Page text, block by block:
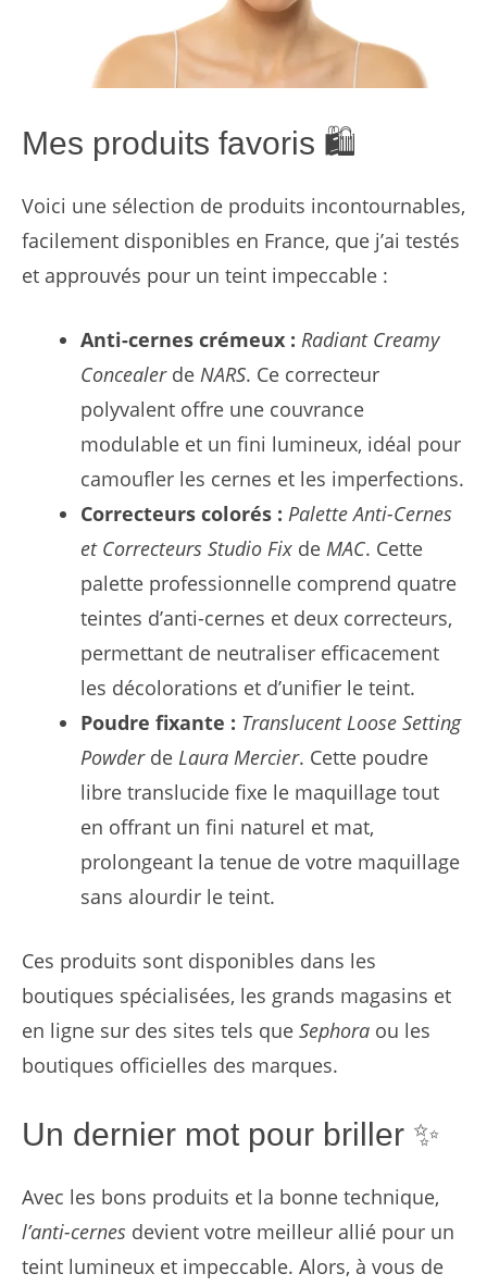
Mes produits favoris 🛍️
Voici une sélection de produits incontournables,
facilement disponibles en France, que j’ai testés
et approuvés pour un teint impeccable :
Anti-cernes crémeux : Radiant Creamy
Concealerde NARS. Ce correcteur
polyvalent offre une couvrance
modulable et un fini lumineux, idéal pour
camoufler les cernes et les imperfections.
Correcteurs colorés : Palette Anti-Cernes
et Correcteurs Studio Fix de MAC. Cette
palette professionnelle comprend quatre
teintes d’anti-cernes et deux correcteurs,
permettant de neutraliser efficacement
les décolorations et d’unifier le teint.
Poudre fixante : Translucent Loose Setting
Powderde Laura Mercier. Cette poudre
libre translucide fixe le maquillage tout
en offrant un fini naturel et mat,
prolongeant la tenue de votre maquillage
sans alourdir le teint.
Ces produits sont disponibles dans les
boutiques spécialisées, les grands magasins et
en ligne sur des sites tels que Sephora ou les
boutiques officielles des marques.
Un dernier mot pour briller ✨
Avec les bons produits et la bonne technique,
l’anti-cernes devient votre meilleur allié pour un
teint lumineux et impeccable. Alors, à vous de